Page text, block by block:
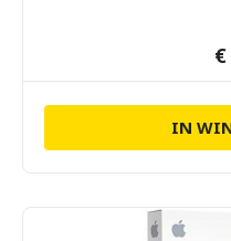
€
IN